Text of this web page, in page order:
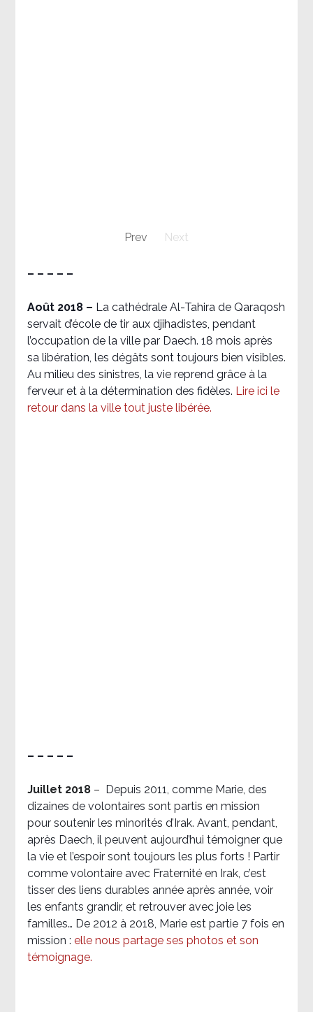
Prev Next
– – – – –
Août 2018 – La cathédrale Al-Tahira de Qaraqosh
servait d’école de tir aux djihadistes, pendant
l’occupation de la ville par Daech. 18 mois après
sa libération, les dégâts sont toujours bien visibles.
Au milieu des sinistres, la vie reprend grâce à la
ferveur et à la détermination des fidèles. Lire ici le
retour dans la ville tout juste libérée.
– – – – –
Juillet 2018 –
Depuis 2011, comme Marie, des
dizaines de volontaires sont partis en mission
pour soutenir les minorités d’Irak. Avant, pendant,
après Daech, il peuvent aujourd’hui témoigner que
la vie et l’espoir sont toujours les plus forts ! Partir
comme volontaire avec Fraternité en Irak, c’est
tisser des liens durables année après année, voir
les enfants grandir, et retrouver avec joie les
familles… De 2012 à 2018, Marie est partie 7 fois en
mission : elle nous partage ses photos et son
témoignage.